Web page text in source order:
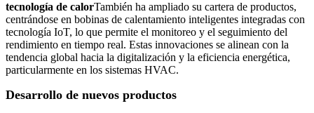
tecnología de calorTambién ha ampliado su cartera de productos,
centrándose en bobinas de calentamiento inteligentes integradas con
tecnología IoT, lo que permite el monitoreo y el seguimiento del
rendimiento en tiempo real. Estas innovaciones se alinean con la
tendencia global hacia la digitalización y la eficiencia energética,
particularmente en los sistemas HVAC.
Desarrollo de nuevos productos